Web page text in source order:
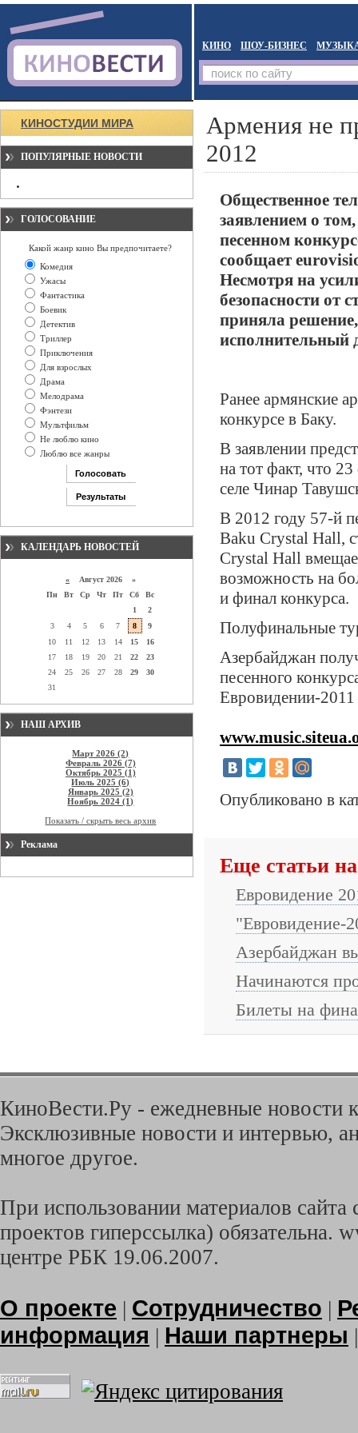
КИНО ШОУ-БИЗНЕС
КИНОСТУДИИ МИРА
ПОПУЛЯРНЫЕ НОВОСТИ
ГОЛОСОВАНИЕ
Какой жанр кино Вы предпочитаете?
Комедия
Ужасы
Фантастика
Боевик
Детектив
Триллер
Приключения
Для взрослых
Драма
Мелодрама
Фэнтези
Мультфильм
Не люблю кино
Люблю все жанры
КАЛЕНДАРЬ НОВОСТЕЙ
« Август 2026 »
Пн
Вт Ср Чт Пт Сб
Вс
1
2
3
4 5 6 7 8
9
10
11 12 13 14 15
16
17
18 19 20 21 22
23
24
25 26 27 28 29
30
31
НАШ АРХИВ
Март 2026 (2)
Февраль 2026 (7)
Октябрь 2025 (1)
Июль 2025 (6)
Январь 2025 (2)
Ноябрь 2024 (1)
Показать / скрыть весь архив
Реклама
Армения не
2012
Общественное
заявлением о
песенном
сообщает
Несмотря на
безопасности от
приняла
исполнительный
Ранее армянские
конкурсе в Баку.
В заявлении
на тот факт, что
селе Чинар
В 2012 году 57-й
Baku Crystal Hall,
Crystal Hall
возможность на
и финал конкурса.
Полуфинальные
Азербайджан
песенного
Евровидении-
Опубликовано в
Еще статьи
Евровидение
"Евровидение-
Азербайджан
Начинаются
Билеты на
КиноВести.Ру - ежедневные новости
Эксклюзивные новости и интервью,
многое другое.
При использовании материалов
проектов гиперссылка) обязательна.
центре РБК 19.06.2007.
О проекте | Сотрудничество |
информация | Наши партнеры